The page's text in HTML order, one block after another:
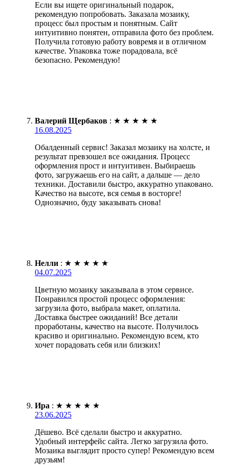
Если вы ищете оригинальный подарок,
рекомендую попробовать. Заказала мозаику,
процесс был простым и понятным. Сайт
интуитивно понятен, отправила фото без проблем.
Получила готовую работу вовремя и в отличном
качестве. Упаковка тоже порадовала, всё
безопасно. Рекомендую!
Валерий Щербаков : ★ ★ ★ ★ ★
16.08.2025
Обалденный сервис! Заказал мозаику на холсте, и
результат превзошел все ожидания. Процесс
оформления прост и интуитивен. Выбираешь
фото, загружаешь его на сайт, а дальше — дело
техники. Доставили быстро, аккуратно упаковано.
Качество на высоте, вся семья в восторге!
Однозначно, буду заказывать снова!
Нелли : ★ ★ ★ ★ ★
04.07.2025
Цветную мозаику заказывала в этом сервисе.
Понравился простой процесс оформления:
загрузила фото, выбрала макет, оплатила.
Доставка быстрее ожиданий! Все детали
проработаны, качество на высоте. Получилось
красиво и оригинально. Рекомендую всем, кто
хочет порадовать себя или близких!
Ира : ★ ★ ★ ★ ★
23.06.2025
Дёшево. Всё сделали быстро и аккуратно.
Удобный интерфейс сайта. Легко загрузила фото.
Мозаика выглядит просто супер! Рекомендую всем
друзьям!